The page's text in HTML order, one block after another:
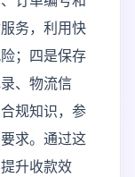
务，利用快
；四是保存
、物流信
规知识，参
求。通过这
升收款效